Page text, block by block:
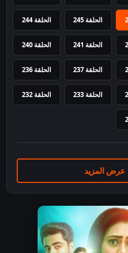
الحلقة 245 الحلقة 244
الحلقة 241 الحلقة 240
الحلقة 237 الحلقة 236
الحلقة 233 الحلقة 232
عرض المزيد